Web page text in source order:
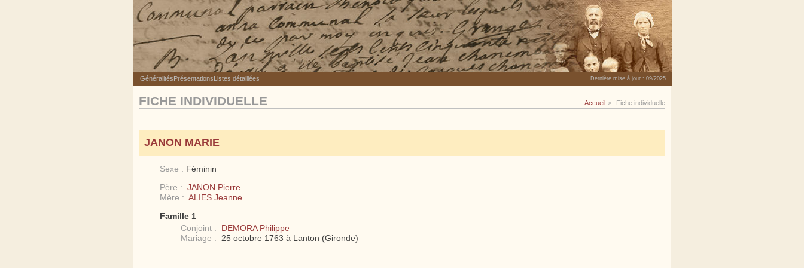
Généralités Présentations Listes détaillées Dernière mise à jour : 09/2025
FICHE INDIVIDUELLE Accueil Fiche individuelle
JANON MARIE
Sexe : Féminin
Père : JANON Pierre
Mère : ALIES Jeanne
Famille 1
Conjoint :
DEMORA Philippe
Mariage :
25 octobre 1763 à Lanton (Gironde)